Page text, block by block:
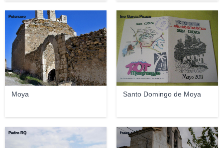
Moya
Petercero
Santo Domingo de Moya
Ino Garcia Picazo
Pedro RQ fsaez